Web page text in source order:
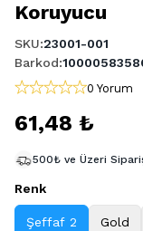
Koruyucu
SKU:23001-001
Barkod:
0 Yorum
61,48 ₺
500₺ ve Üzeri
Renk
Şeffaf 2 Gold